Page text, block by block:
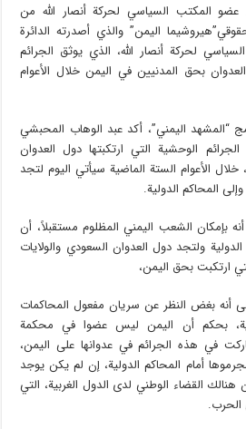
المكتب السياسي لحركة أنصار الله من
اليمن” والذي أصدرته الدائرة
لحركة أنصار الله، الذي يوثق الجرائم
بحق المدنيين في اليمن خلال الأعوام
“المشهد اليمني”، أكد عبد الوهاب المحبشي
الوحشية التي ارتكبتها دول العدوان
الأعوام الستة الماضية سيأتي اليوم لتجد
المحاكم الدولية.
بإمكان الشعب اليمني المظلوم مستقبلاً، أن
ولتجد دول العدوان السعودي والولايات
ارتكبت بحق اليمن،
أنه بغض النظر عن سريان مفعول المحاكمات
بحكم أن اليمن ليس عضوا في محكمة
في هذه الجرائم في عدوانها على اليمن،
أمام المحاكم الدولية، إن لم يكن يوجد
القضاء الوطني لدى الدول الغربية، التي
الحرب.